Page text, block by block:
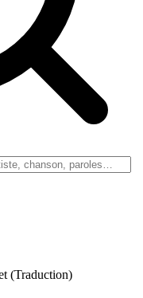
(Traduction)